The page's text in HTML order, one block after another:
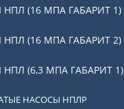
(16 МПА ГАБАРИТ 1)
(16 МПА ГАБАРИТ 2)
(6,3 МПА ГАБАРИТ 1)
НАСОСЫ НПЛР